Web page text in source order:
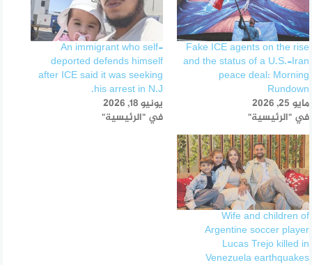
Fake ICE agents on the rise
and the status of a U.S.-Iran
peace deal: Morning
Rundown
مايو 25, 2026
في "الرئيسية"
An immigrant who self-
deported defends himself
after ICE said it was seeking
his arrest in N.J.
يونيو 18, 2026
في "الرئيسية"
Wife and children of
Argentine soccer player
Lucas Trejo killed in
Venezuela earthquakes